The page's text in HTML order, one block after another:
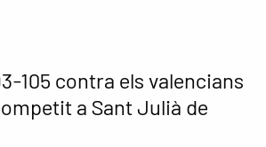
105 contra els valencians
a Sant Julià de